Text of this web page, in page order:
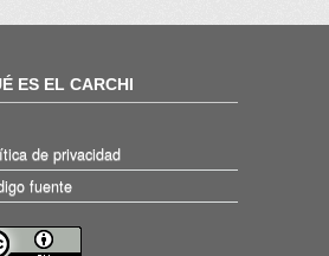
ES EL CARCHI
de privacidad
fuente